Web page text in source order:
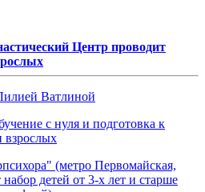
Центр проводит
Ватлиной
с нуля и подготовка к
взрослых
(метро Первомайская,
детей от 3-х лет и старше